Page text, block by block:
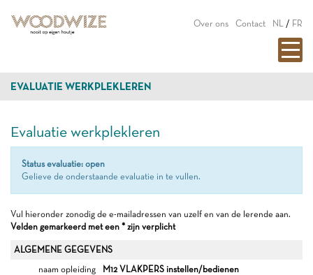
Over ons Contact NL / FR
EVALUATIE WERKPLEKLEREN
Evaluatie werkplekleren
Status evaluatie: open
Gelieve de onderstaande evaluatie in te vullen.
Vul hieronder zonodig de e-mailadressen van uzelf en van de lerende aan.
Velden gemarkeerd met een * zijn verplicht
ALGEMENE GEGEVENS
naam opleiding
M12 VLAKPERS instellen/bedienen